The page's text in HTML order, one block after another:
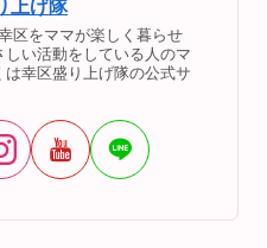
上げ隊
区をママが楽しく暮らせ
い活動をしている人のマ
幸区盛り上げ隊の公式サ